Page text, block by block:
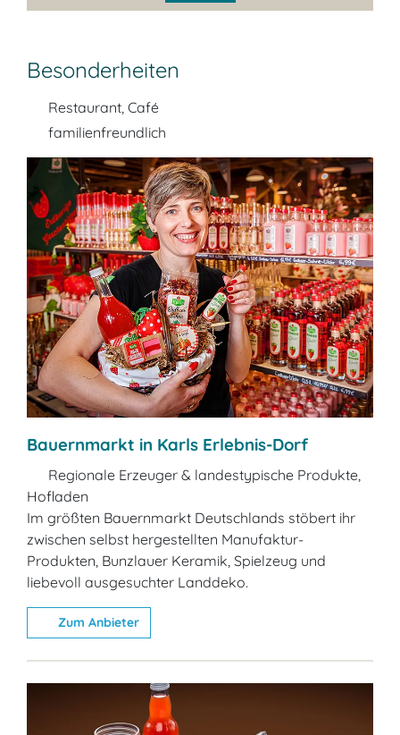
Besonderheiten
Restaurant, Café
familienfreundlich
Bauernmarkt in Karls Erlebnis-Dorf
Regionale Erzeuger & landestypische Produkte,
Hofladen
Im größten Bauernmarkt Deutschlands stöbert ihr
zwischen selbst hergestellten Manufaktur-
Produkten, Bunzlauer Keramik, Spielzeug und
liebevoll ausgesuchter Landdeko.
Zum Anbieter